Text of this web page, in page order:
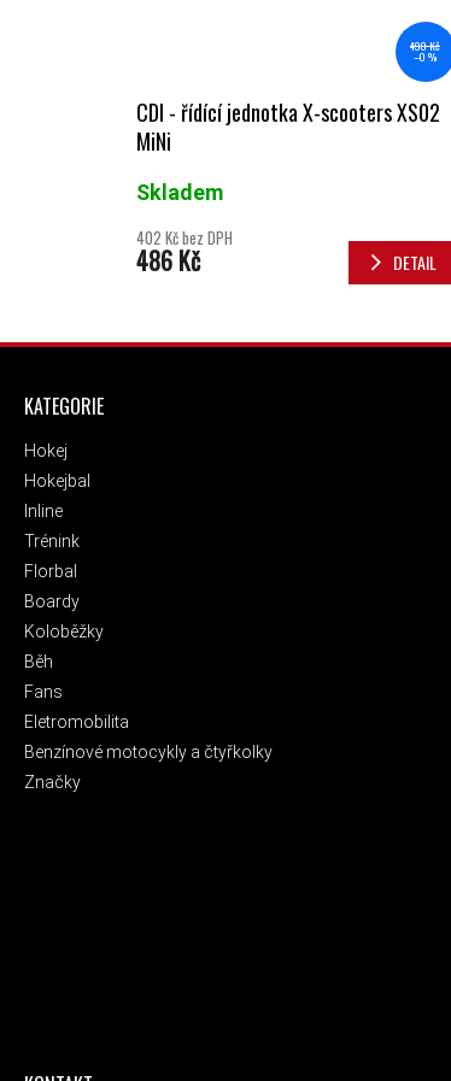
490 Kč
–0 %
CDI - řídící jednotka X-scooters XS02
MiNi
Skladem
402 Kč bez DPH
486 Kč DETAIL
ZÁPATÍ
KATEGORIE
Hokej
Hokejbal
Inline
Trénink
Florbal
Boardy
Koloběžky
Běh
Fans
Eletromobilita
Benzínové motocykly a čtyřkolky
Značky